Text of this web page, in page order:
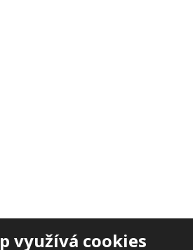
využívá cookies